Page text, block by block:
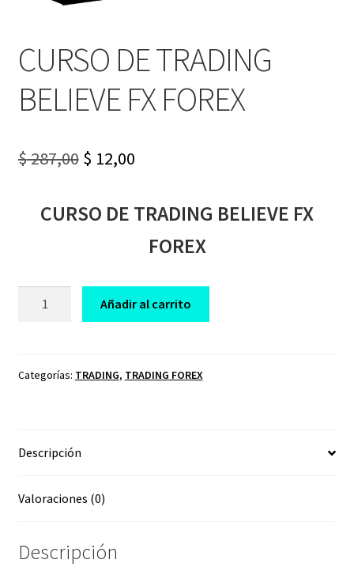
CURSO DE TRADING
BELIEVE FX FOREX
$287,00 Original
was:
$ 12,00Current
is:
$ 12,00.
CURSO DE TRADING BELIEVE FX
FOREX
FX
Añadir al carrito
Categorías: TRADING, TRADING FOREX
Descripción
Valoraciones (0)
Descripción